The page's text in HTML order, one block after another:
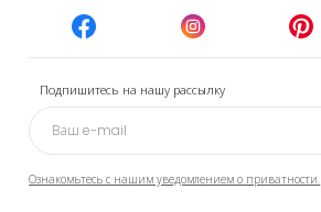
Подпишитесь на нашу рассылку
Ознакомьтесь с нашим уведомлением о приватности.